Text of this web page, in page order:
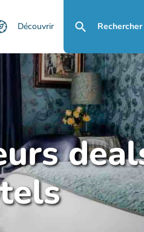
Découvrir Rechercher